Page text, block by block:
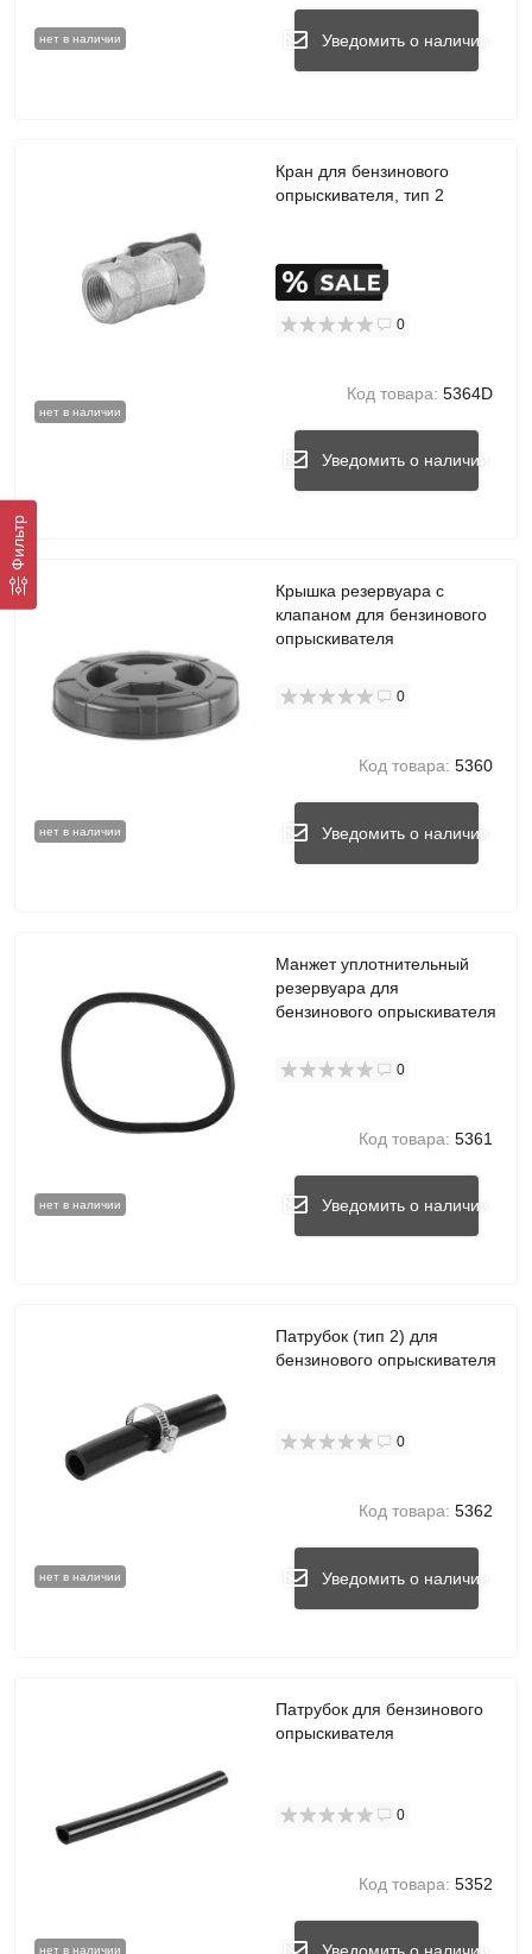
Фильтр
нет в наличии Уведомить о наличии
нет в наличии
Кран для бензинового
опрыскивателя, тип 2
0
Код товара: 5364D
Уведомить о наличии
нет в наличии
Крышка резервуара с
клапаном для бензинового
опрыскивателя
0
Код товара: 5360
Уведомить о наличии
нет в наличии
Манжет уплотнительный
резервуара для
бензинового опрыскивателя
0
Код товара: 5361
Уведомить о наличии
нет в наличии
Патрубок (тип 2) для
бензинового опрыскивателя
0
Код товара: 5362
Уведомить о наличии
нет в наличии
Патрубок для бензинового
опрыскивателя
0
Код товара: 5352